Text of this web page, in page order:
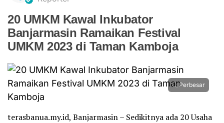
20 UMKM Kawal Inkubator
Banjarmasin Ramaikan Festival
UMKM 2023 di Taman Kamboja
Perbesar
terasbanua.my.id, Banjarmasin – Sedikitnya ada 20 Usaha